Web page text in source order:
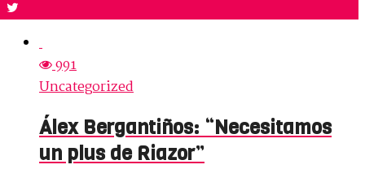
991
Uncategorized
Álex Bergantiños: “Necesitamos
un plus de Riazor”